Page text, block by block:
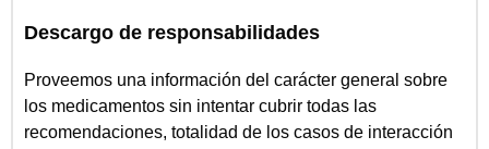
Descargo de responsabilidades
Proveemos una información del carácter general sobre
los medicamentos sin intentar cubrir todas las
recomendaciones, totalidad de los casos de interacción